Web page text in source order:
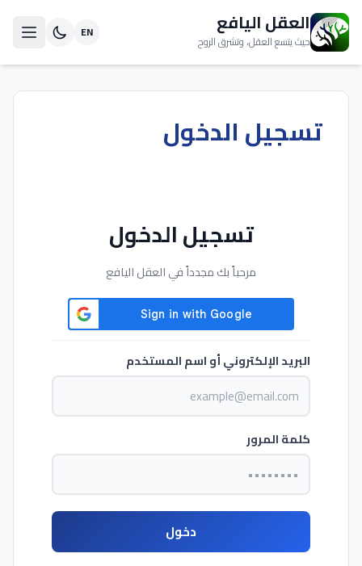
العقل اليافع
حيث يتسع العقل، وتشرق الروح EN
تسجيل الدخول
تسجيل الدخول
مرحباً بك مجدداً في العقل اليافع
البريد الإلكتروني أو اسم المستخدم
كلمة المرور
دخول